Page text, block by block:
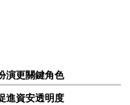
演更關鍵角色
進資安透明度